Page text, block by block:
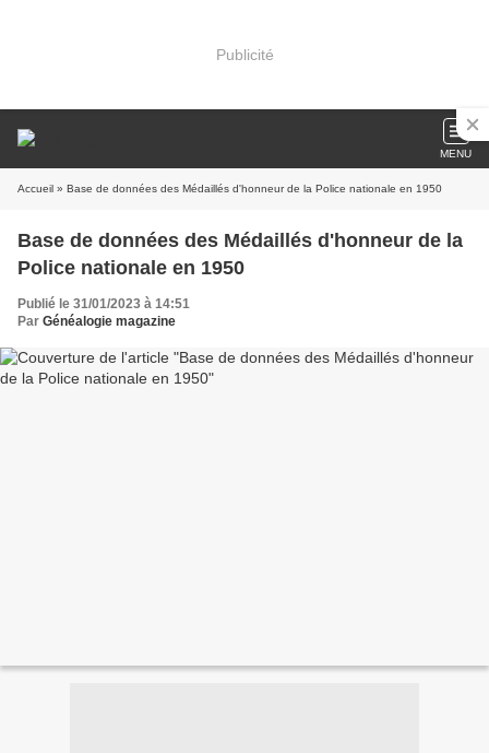
Publicité
MENU
Accueil » Base de données des Médaillés d'honneur de la Police nationale en 1950
Base de données des Médaillés d'honneur de la
Police nationale en 1950
Publié le 31/01/2023 à 14:51
Par Généalogie magazine